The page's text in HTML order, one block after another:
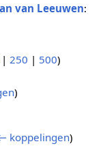
van Leeuwen:
| 250 | 500)
)
koppelingen)